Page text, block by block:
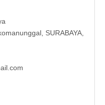
SURABAYA,